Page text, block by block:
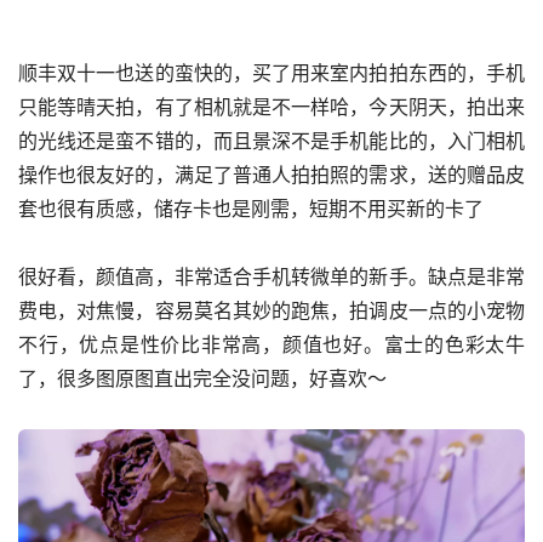
顺丰双十一也送的蛮快的，买了用来室内拍拍东西的，手机
只能等晴天拍，有了相机就是不一样哈，今天阴天，拍出来
的光线还是蛮不错的，而且景深不是手机能比的，入门相机
操作也很友好的，满足了普通人拍拍照的需求，送的赠品皮
套也很有质感，储存卡也是刚需，短期不用买新的卡了
很好看，颜值高，非常适合手机转微单的新手。缺点是非常
费电，对焦慢，容易莫名其妙的跑焦，拍调皮一点的小宠物
不行，优点是性价比非常高，颜值也好。富士的色彩太牛
了，很多图原图直出完全没问题，好喜欢～